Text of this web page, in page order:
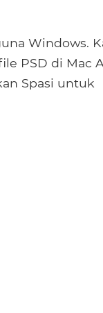
Windows.
PSD di Mac
Spasi untuk